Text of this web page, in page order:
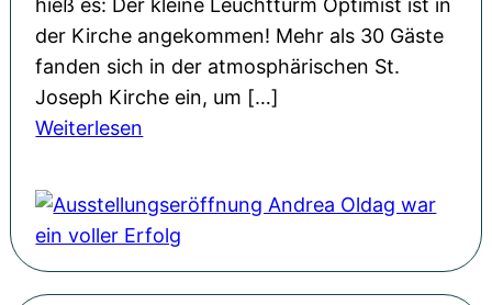
d
e
i
n
e
L
u
c
t
e
d
i
e
r
der Kirche angekommen! Mehr als 30 Gäste
fanden sich in der atmosphärischen St.
Joseph Kirche ein, um […]
Weiterlesen
s
s
t